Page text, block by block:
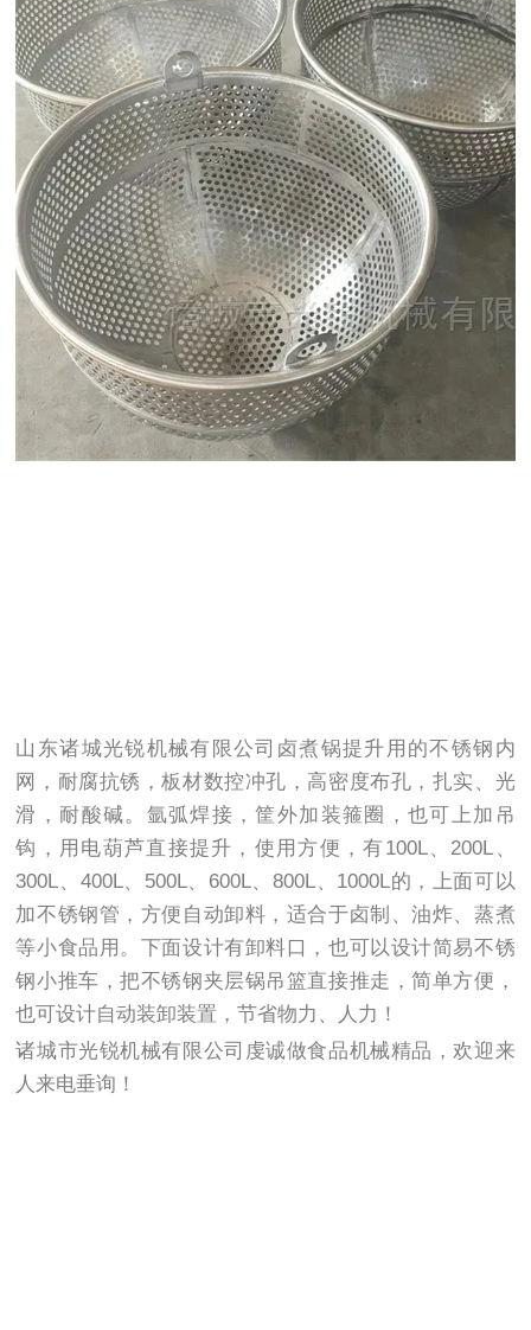
山东诸城光锐机械有限公司卤煮锅提升用的不锈钢内
网，耐腐抗锈，板材数控冲孔，高密度布孔，扎实、光
滑，耐酸碱。氩弧焊接，筐外加装箍圈，也可上加吊
钩，用电葫芦直接提升，使用方便，有100L、200L、
300L、400L、500L、600L、800L、1000L的，上面可以
加不锈钢管，方便自动卸料，适合于卤制、油炸、蒸煮
等小食品用。下面设计有卸料口，也可以设计简易不锈
钢小推车，把不锈钢夹层锅吊篮直接推走，简单方便，
也可设计自动装卸装置，节省物力、人力！
诸城市光锐机械有限公司虔诚做食品机械精品，欢迎来
人来电垂询！